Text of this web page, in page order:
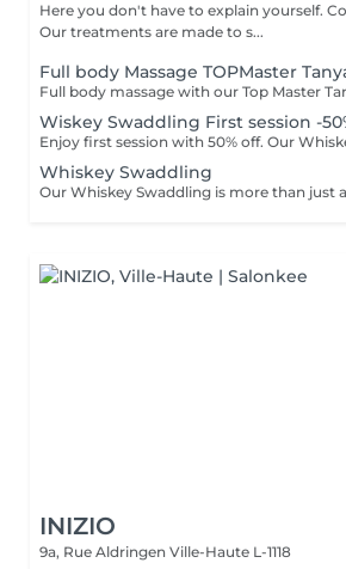
Here you don't have to explain yourself.
Our treatments are made to s...
Full body Massage TOPMaster
Wiskey Swaddling First session -
Whiskey Swaddling
INIZIO
9a, Rue Aldringen Ville-Haute L-1118